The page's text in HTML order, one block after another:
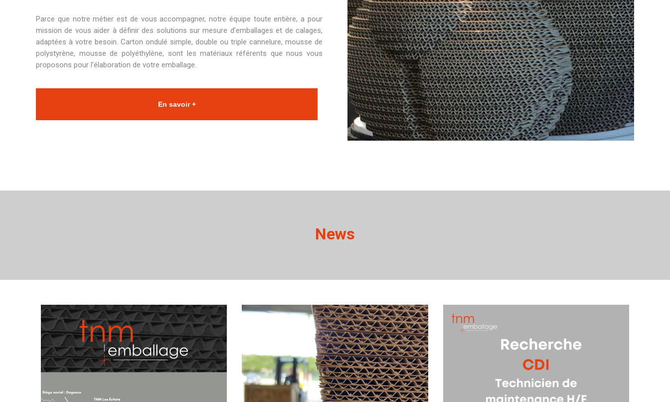
Parce que notre métier est de vous accompagner, notre équipe toute entière, a pour
mission de vous aider à définir des solutions sur mesure d’emballages et de calages,
adaptées à votre besoin. Carton ondulé simple, double ou triple cannelure, mousse de
polystyrène, mousse de polyéthylène, sont les matériaux référents que nous vous
proposons pour l’élaboration de votre emballage.
En savoir +
News